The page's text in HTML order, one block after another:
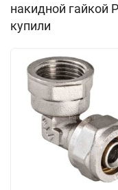
накидной гайкой
купили